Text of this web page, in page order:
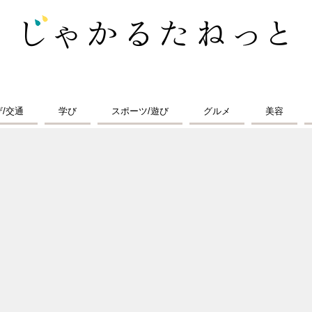
/交通 学び スポーツ/遊び グルメ 美容